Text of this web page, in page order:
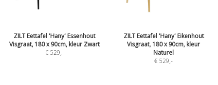
ZILT Eettafel 'Hany' Essenhout
Visgraat, 180 x 90cm, kleur Zwart
€ 529,-
ZILT Eettafel 'Hany' Eikenhout
Visgraat, 180 x 90cm, kleur
Naturel
€ 529,-